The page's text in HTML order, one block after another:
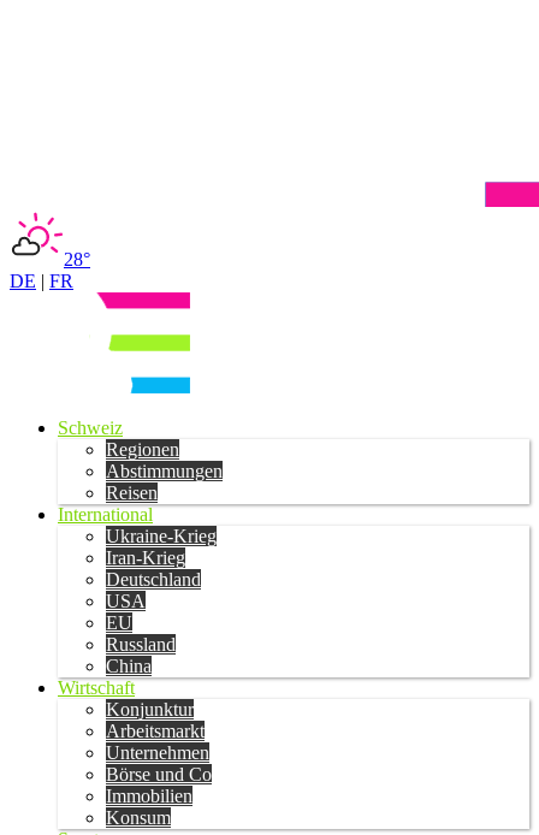
28°
DE | FR
Schweiz
Regionen
Abstimmungen
Reisen
International
Ukraine-Krieg
Iran-Krieg
Deutschland
USA
EU
Russland
China
Wirtschaft
Konjunktur
Arbeitsmarkt
Unternehmen
Börse und Co
Immobilien
Konsum